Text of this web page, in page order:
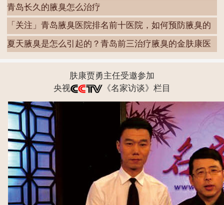
青岛长久的腋臭怎么治疗
「关注」青岛腋臭医院排名前十医院，如何预防腋臭的
发
夏天腋臭是怎么引起的？青岛前三治疗腋臭的金肤康医
肤康贾勇主任受邀参加
央视
《名家访谈》栏目